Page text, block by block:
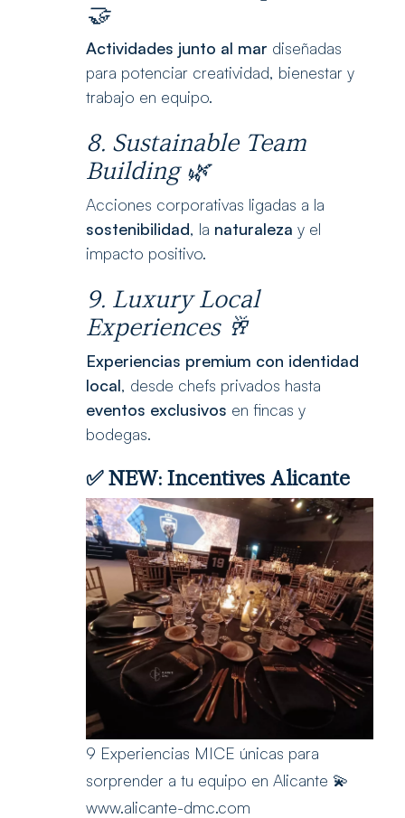
🤝
Actividades junto al mar diseñadas
para potenciar creatividad, bienestar y
trabajo en equipo.
8. Sustainable Team
Building 🌿
Acciones corporativas ligadas a la
sostenibilidad, la naturaleza y el
impacto positivo.
9. Luxury Local
Experiences 🥂
Experiencias premium con identidad
local, desde chefs privados hasta
eventos exclusivos en fincas y
bodegas.
✅ NEW: Incentives Alicante
9 Experiencias MICE únicas para
sorprender a tu equipo en Alicante 💫
www.alicante-dmc.com